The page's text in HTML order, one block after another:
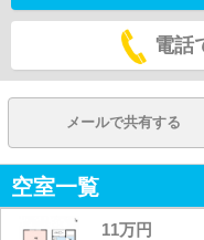
電話
メールで共有する
空室一覧
11万円